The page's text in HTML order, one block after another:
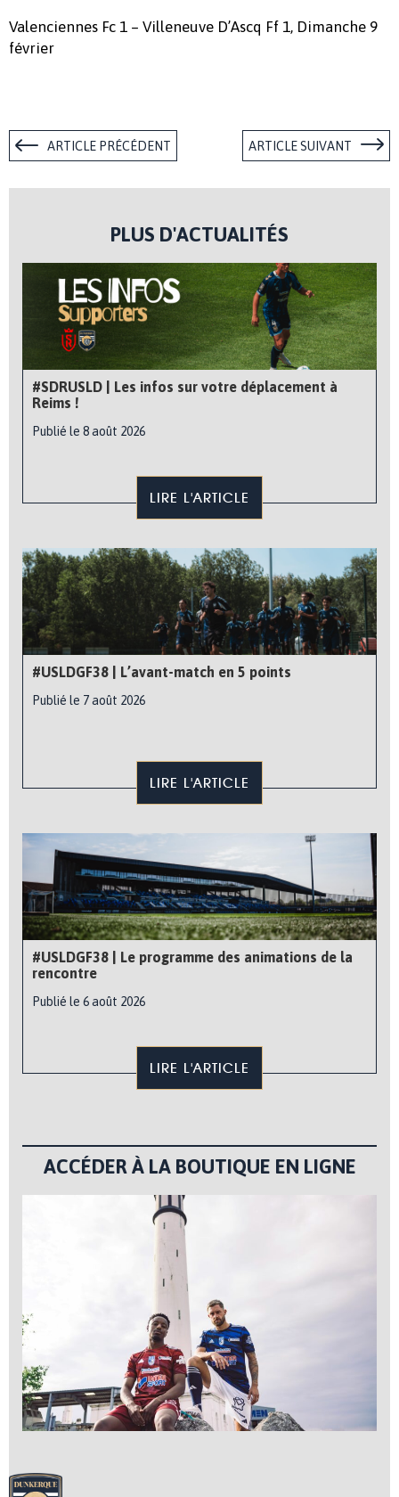
Valenciennes Fc 1 – Villeneuve D’Ascq Ff 1, Dimanche 9
février
ARTICLE PRÉCÉDENT ARTICLE SUIVANT
PLUS D'ACTUALITÉS
#SDRUSLD | Les infos sur votre déplacement à
Reims !
Publié le 8 août 2026
LIRE L'ARTICLE
#USLDGF38 | L’avant-match en 5 points
Publié le 7 août 2026
LIRE L'ARTICLE
#USLDGF38 | Le programme des animations de la
rencontre
Publié le 6 août 2026
LIRE L'ARTICLE
ACCÉDER À LA BOUTIQUE EN LIGNE